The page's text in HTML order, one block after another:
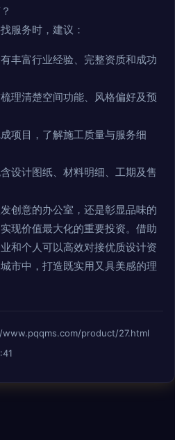
服务时，建议：
丰富行业经验、完整资质和成功
理清楚空间功能、风格偏好及预
项目，了解施工质量与服务细
设计图纸、材料明细、工期及售
创意的办公室，还是彰显品味的
现价值最大化的重要投资。借助
和个人可以高效对接优质设计资
市中，打造既实用又具美感的理
www.pqqms.com/product/27.html